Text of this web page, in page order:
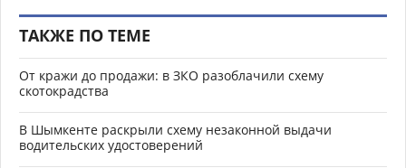
ТАКЖЕ ПО ТЕМЕ
От кражи до продажи: в ЗКО разоблачили схему
скотокрадства
В Шымкенте раскрыли схему незаконной выдачи
водительских удостоверений